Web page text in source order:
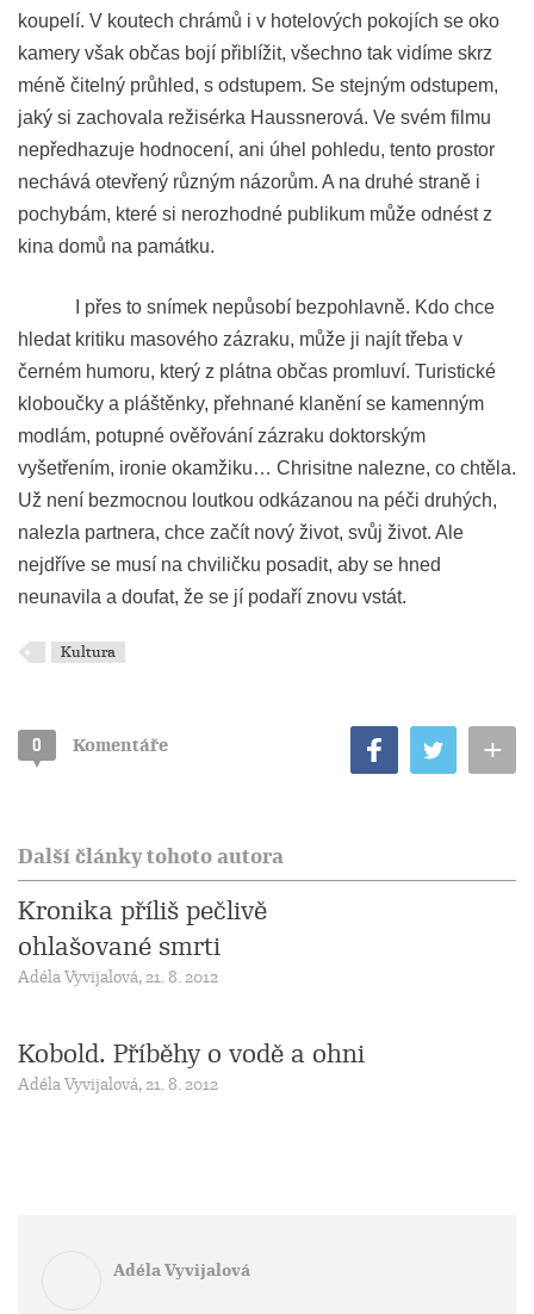
koupelí. V koutech chrámů i v hotelových pokojích se oko
kamery však občas bojí přiblížit, všechno tak vidíme skrz
méně čitelný průhled, s odstupem. Se stejným odstupem,
jaký si zachovala režisérka Haussnerová. Ve svém filmu
nepředhazuje hodnocení, ani úhel pohledu, tento prostor
nechává otevřený různým názorům. A na druhé straně i
pochybám, které si nerozhodné publikum může odnést z
kina domů na památku.
I přes to snímek nepůsobí bezpohlavně. Kdo chce
hledat kritiku masového zázraku, může ji najít třeba v
černém humoru, který z plátna občas promluví. Turistické
kloboučky a pláštěnky, přehnané klanění se kamenným
modlám, potupné ověřování zázraku doktorským
vyšetřením, ironie okamžiku… Chrisitne nalezne, co chtěla.
Už není bezmocnou loutkou odkázanou na péči druhých,
nalezla partnera, chce začít nový život, svůj život. Ale
nejdříve se musí na chviličku posadit, aby se hned
neunavila a doufat, že se jí podaří znovu vstát.
Kultura
0 Komentáře +
Další články tohoto autora
Kronika příliš pečlivě
ohlašované smrti
Adéla Vyvijalová, 21. 8. 2012
Kobold. Příběhy o vodě a ohni
Adéla Vyvijalová, 21. 8. 2012
Adéla Vyvijalová